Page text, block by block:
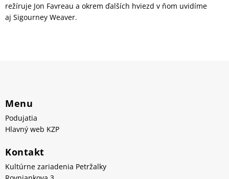
režíruje Jon Favreau a okrem ďalších hviezd v ňom uvidíme
aj Sigourney Weaver.
Menu
Podujatia
Hlavný web KZP
Kontakt
Kultúrne zariadenia Petržalky